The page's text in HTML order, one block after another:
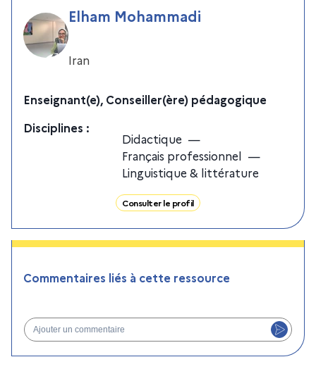
Elham Mohammadi
Iran
Enseignant(e), Conseiller(ère) pédagogique
Disciplines :
Didactique —
Français professionnel —
Linguistique & littérature
Consulter le profil
Commentaires liés à cette ressource
Ajouter un commentaire